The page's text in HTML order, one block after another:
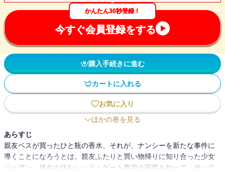
かんたん30秒登録！
今すぐ会員登録をする
購入手続きに進む
カートに入れる
お気に入り
ほかの巻を見る
あらすじ
親友ベスが買ったひと瓶の香水、それが、ナンシーを新たな事件に
導くことになろうとは。親友ふたりと買い物帰りに知り合った少女
ジョアン。彼女の住むレッド・ゲート農場の困窮を知って、放って